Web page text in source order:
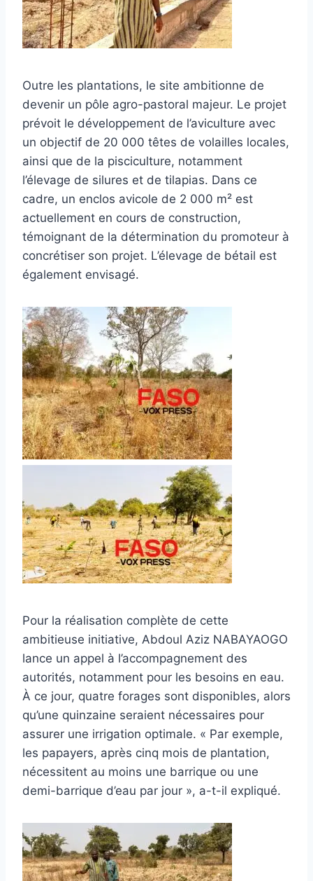
Outre les plantations, le site ambitionne de
devenir un pôle agro-pastoral majeur. Le projet
prévoit le développement de l’aviculture avec
un objectif de 20 000 têtes de volailles locales,
ainsi que de la pisciculture, notamment
l’élevage de silures et de tilapias. Dans ce
cadre, un enclos avicole de 2 000 m² est
actuellement en cours de construction,
témoignant de la détermination du promoteur à
concrétiser son projet. L’élevage de bétail est
également envisagé.
Pour la réalisation complète de cette
ambitieuse initiative, Abdoul Aziz NABAYAOGO
lance un appel à l’accompagnement des
autorités, notamment pour les besoins en eau.
À ce jour, quatre forages sont disponibles, alors
qu’une quinzaine seraient nécessaires pour
assurer une irrigation optimale. « Par exemple,
les papayers, après cinq mois de plantation,
nécessitent au moins une barrique ou une
demi-barrique d’eau par jour », a-t-il expliqué.